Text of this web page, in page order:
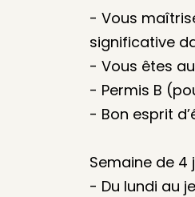
- Vous
significative
- Vous êtes
- Permis B
- Bon esprit
Semaine de 4
- Du lundi au